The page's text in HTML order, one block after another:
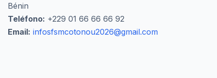
Bénin
Teléfono: +229 01 66 66 66 92
Email: infosfsmcotonou2026@gmail.com